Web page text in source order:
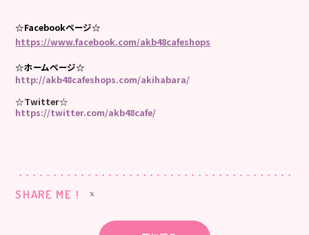
☆Facebookページ☆
https://www.facebook.com/akb48cafeshops
☆ホームページ☆
http://akb48cafeshops.com/akihabara/
☆Twitter☆
https://twitter.com/akb48cafe/
SHARE ME !